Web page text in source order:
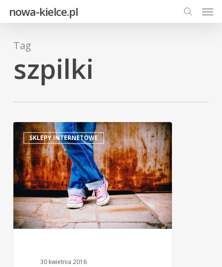
content
nowa-kielce.pl
search
Tag
szpilki
SKLEPY INTERNETOWE
30 kwietnia 2016